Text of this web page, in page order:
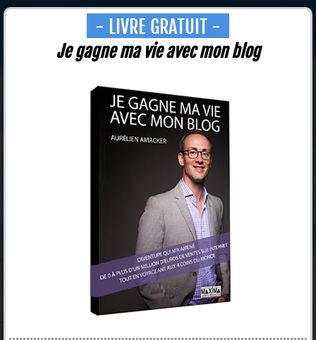
- LIVRE GRATUIT -
Je gagne ma vie avec mon blog